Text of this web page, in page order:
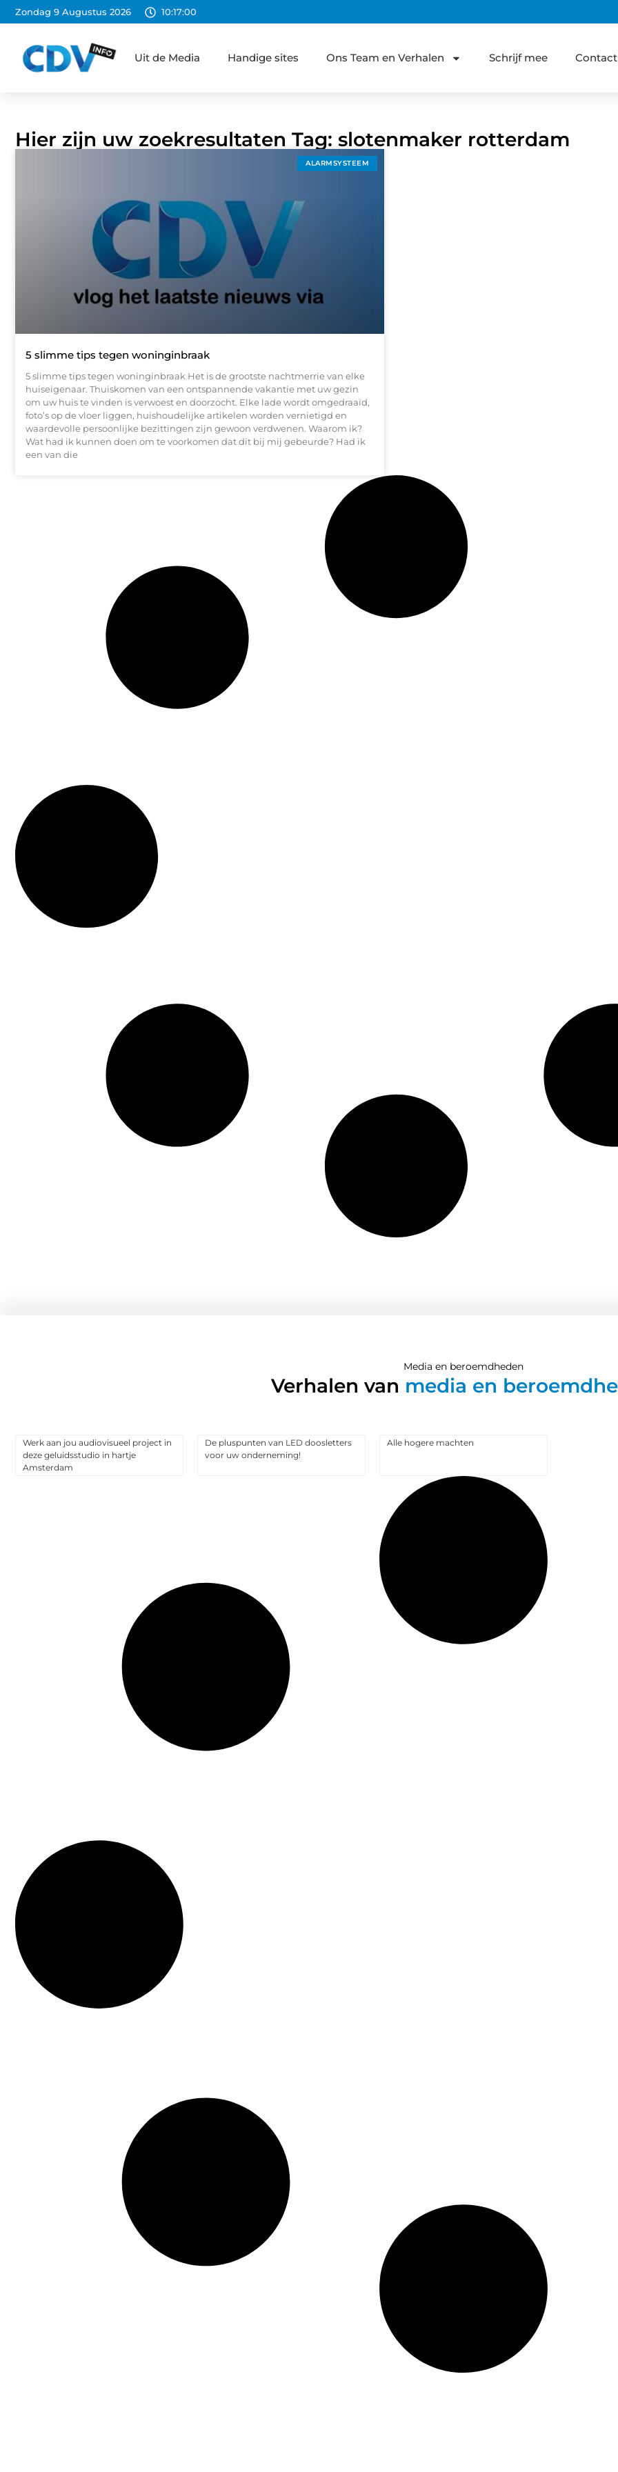
Zondag 9 Augustus 2026 10:17:01
Uit de Media Handige sites Ons Team en Verhalen Schrijf mee Contact
Hier zijn uw zoekresultaten Tag: slotenmaker rotterdam
ALARMSYSTEEM
5 slimme tips tegen woninginbraak
5 slimme tips tegen woninginbraak Het is de grootste nachtmerrie van elke
huiseigenaar. Thuiskomen van een ontspannende vakantie met uw gezin
om uw huis te vinden is verwoest en doorzocht. Elke lade wordt omgedraaid,
foto’s op de vloer liggen, huishoudelijke artikelen worden vernietigd en
waardevolle persoonlijke bezittingen zijn gewoon verdwenen. Waarom ik?
Wat had ik kunnen doen om te voorkomen dat dit bij mij gebeurde? Had ik
een van die
Media en beroemdheden
Verhalen van media en
Werk aan jou audiovisueel project in
deze geluidsstudio in hartje
Amsterdam
De pluspunten van LED doosletters
voor uw onderneming!
Alle hogere machten